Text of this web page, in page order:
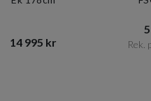
14 995 kr​​
Rek.